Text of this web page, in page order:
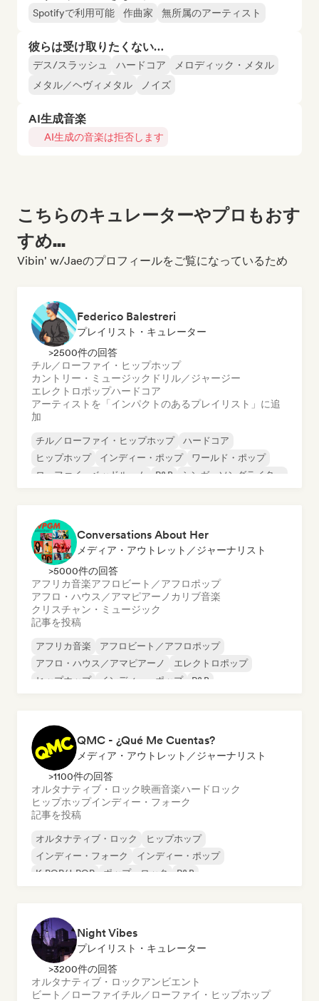
Spotifyで利用可能 作曲家 無所属のアーティスト
彼らは受け取りたくない…
デス/スラッシュ ハードコア
メロディック・メタル
メタル／ヘヴィメタル
ノイズ
AI生成音楽
AI生成の音楽は拒否します
こちらのキュレーターやプロもおす
すめ...
Vibin' w/Jaeのプロフィールをご覧になっているため
Federico Balestreri
プレイリスト・キュレーター
>2500件の回答
チル／ローファイ・ヒップホップ
カントリー・ミュージック ドリル／ジャージー
エレクトロポップハードコア
アーティストを「インパクトのあるプレイリスト」に追
加
チル／ローファイ・ヒップホップ
ハードコア
ヒップホップ
インディー・ポップ
ワールド・ポップ
ローファイ・ベッドルーム
R&B シンガーソングライター
Conversations About Her
メディア・アウトレット／ジャーナリスト
>5000件の回答
アフリカ音楽アフロビート／アフロポップ
アフロ・ハウス／アマピアーノ カリブ音楽
クリスチャン・ミュージック
記事を投稿
アフリカ音楽
アフロビート／アフロポップ
アフロ・ハウス／アマピアーノ
エレクトロポップ
ヒップホップ
インディー・ポップ
R&B
QMC - ¿Qué Me Cuentas?
メディア・アウトレット／ジャーナリスト
>1100件の回答
オルタナティブ・ロック映画音楽ハードロック
ヒップホップインディー・フォーク
記事を投稿
オルタナティブ・ロック
ヒップホップ
インディー・フォーク
インディー・ポップ
K-POP/J-POP
ポップ・ロック
R&B
Night Vibes
プレイリスト・キュレーター
>3200件の回答
オルタナティブ・ロックアンビエント
ビート／ローファイチル／ローファイ・ヒップホップ